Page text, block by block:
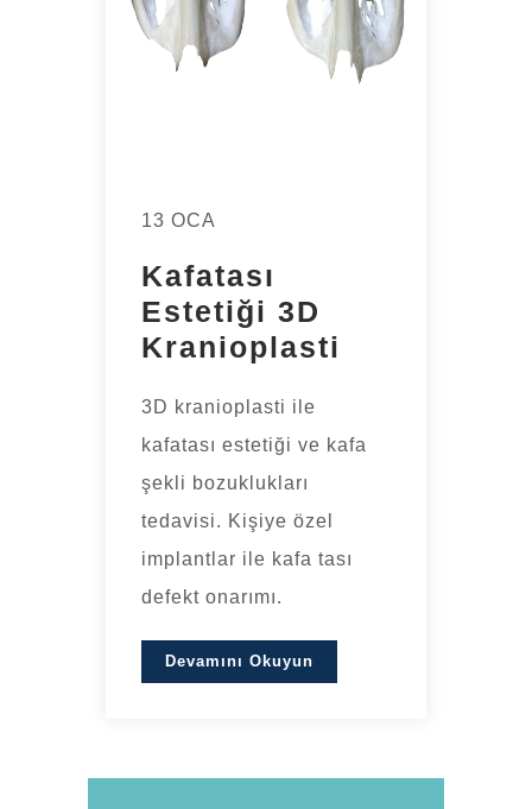
13 OCA
Kafatası
Estetiği 3D
Kranioplasti
3D kranioplasti ile
kafatası estetiği ve kafa
şekli bozuklukları
tedavisi. Kişiye özel
implantlar ile kafa tası
defekt onarımı.
Devamını Okuyun